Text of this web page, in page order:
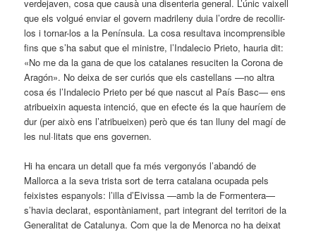
verdejaven, cosa que causà una disenteria general. L’únic vaixell
que els volgué enviar el govern madrileny duia l’ordre de recollir-
los i tornar-los a la Península. La cosa resultava incomprensible
fins que s’ha sabut que el ministre, l’Indalecio Prieto, hauria dit:
«No me da la gana de que los catalanes resuciten la Corona de
Aragón». No deixa de ser curiós que els castellans —no altra
cosa és l’Indalecio Prieto per bé que nascut al País Basc— ens
atribueixin aquesta intenció, que en efecte és la que hauríem de
dur (per això ens l’atribueixen) però que és tan lluny del magí de
les nul·litats que ens governen.
Hi ha encara un detall que fa més vergonyós l’abandó de
Mallorca a la seva trista sort de terra catalana ocupada pels
feixistes espanyols: l’illa d’Eivissa —amb la de Formentera—
s’havia declarat, espontàniament, part integrant del territori de la
Generalitat de Catalunya. Com que la de Menorca no ha deixat